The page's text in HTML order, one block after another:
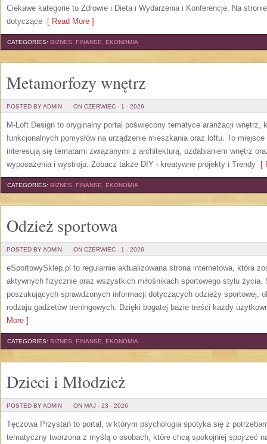
Ciekawe kategorie to Zdrowie i Dieta i Wydarzenia i Konferencje. Na
dotyczące [ Read More ]
CATEGORIES: BIZNES, FINANSE, EKONOMIA
Metamorfozy wnętrz
POSTED BY ADMIN ON CZERWIEC - 1 - 2026
M-Loft Design to oryginalny portal poświęcony tematyce aranżacji wnętrz,
funkcjonalnych pomysłów na urządzenie mieszkania oraz loftu. To
interesują się tematami związanymi z architekturą, ozdabianiem wnętrz
wyposażenia i wystroju. Zobacz także DIY i kreatywne projekty i Trendy [
CATEGORIES: BIZNES, FINANSE, EKONOMIA
Odzież sportowa
POSTED BY ADMIN ON CZERWIEC - 1 - 2026
eSportowySklep.pl to regularnie aktualizowana strona internetowa, która
aktywnych fizycznie oraz wszystkich miłośnikach sportowego stylu życia.
poszukujących sprawdzonych informacji dotyczących odzieży sportowej,
rodzaju gadżetów treningowych. Dzięki bogatej bazie treści każdy
More ]
CATEGORIES: BIZNES, FINANSE, EKONOMIA
Dzieci i Młodzież
POSTED BY ADMIN ON MAJ - 23 - 2026
Tęczowa Przystań to portal, w którym psychologia spotyka się z
tematyczny tworzona z myślą o osobach, które chcą spokojniej spojrzeć